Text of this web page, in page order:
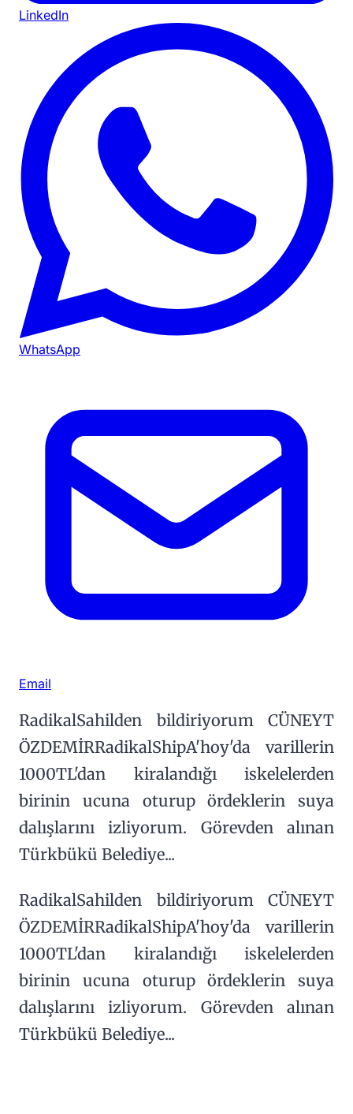
LinkedIn
WhatsApp
Email
RadikalSahilden bildiriyorum CÜNEYT
ÖZDEMİRRadikalShipA'hoy'da varillerin
1000TL'dan kiralandığı iskelelerden
birinin ucuna oturup ördeklerin suya
dalışlarını izliyorum. Görevden alınan
Türkbükü Belediye...
RadikalSahilden bildiriyorum CÜNEYT
ÖZDEMİRRadikalShipA'hoy'da varillerin
1000TL'dan kiralandığı iskelelerden
birinin ucuna oturup ördeklerin suya
dalışlarını izliyorum. Görevden alınan
Türkbükü Belediye...